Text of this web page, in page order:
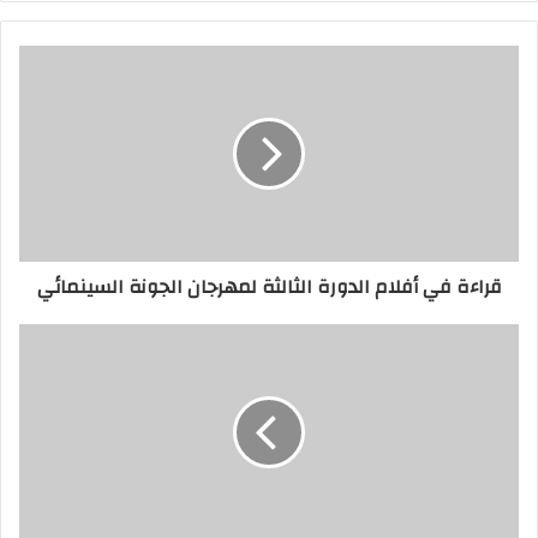
رئيسين سلفادور المخرج المتقاعد بسبب ظروفه
الصحية والتي سببت له آلام جسدية ونفسية
قراءة في أفلام الدورة الثالثة لمهرجان الجونة السينمائي